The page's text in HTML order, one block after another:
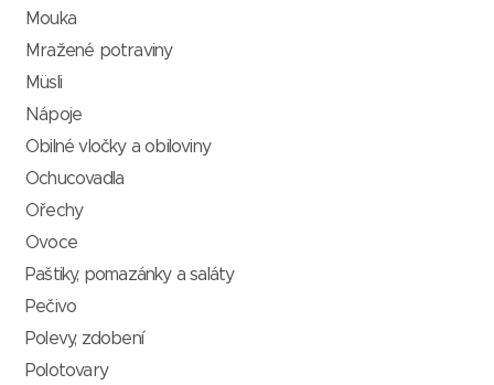
Mouka
Mražené potraviny
Müsli
Nápoje
Obilné vločky a obiloviny
Ochucovadla
Ořechy
Ovoce
Paštiky, pomazánky a saláty
Pečivo
Polevy, zdobení
Polotovary